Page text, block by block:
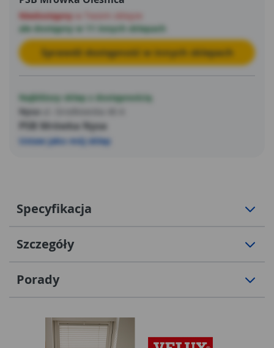
Niedostępny
ale dostępny w 11 innych sklepach
Sprawdź dostępność w innych sklepach
Najbliższy sklep z dostępnością
Nysa
PSB Mrówka Nysa
Ustaw jako mój sklep
Specyfikacja
Szczegóły
Porady